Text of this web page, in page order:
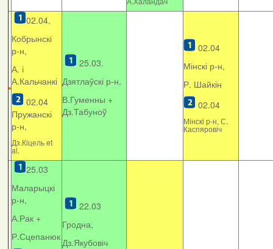
02.04.
Кобрынскі
р-н,
А. і
А.Кальчанкі
02.04
Пружанскі
р-н,
Дз.Кіцель et
al.
25.03.
Дзятлаўскі р-н,
В.Гуменны +
Дз.Табуноў
02.04
Мінскі р-н,
Р. Шайкін
02.04
Мінскі р-н, С.
Каспяровіч
25.03
Маларыцкі
р-н,
А.Рак +
Р.Сцепанюк
22.03
Гродна,
Дз.Якубовіч